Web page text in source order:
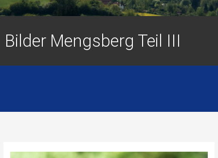
Bilder Mengsberg Teil III